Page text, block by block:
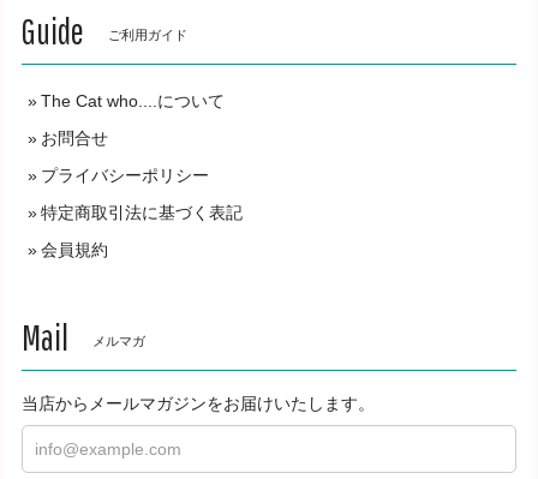
本日、日本縦断し無事に届きました！ 想像よりもしっかりし
ており、鍋敷きに使うにはやはり勿体ない気がする……笑 自
分用と猫好きな友人にプレゼント用です。 ありがとうござい
ご購入いただきまして誠にありがとうございま
す。西の最果てからの大縦断でのお届けであ
ろしくお願いいたします。
コルクコースター 3枚 猫舌だもの。+ 長崎の変（両面彫刻） 直径9センチ（cm） x 厚さ3ミリ（mm）レーザー彫刻 （モノクロプリント）【文字・名入れ無料対応】
2023/08/04
本日商品届きました！ありがとうございます。 みんな可愛
Guide ご利用ガイド
The Cat who....について
お問合せ
プライバシーポリシー
特定商取引法に基づく表記
会員規約
Mail メルマガ
当店からメールマガジンをお届けいたします。